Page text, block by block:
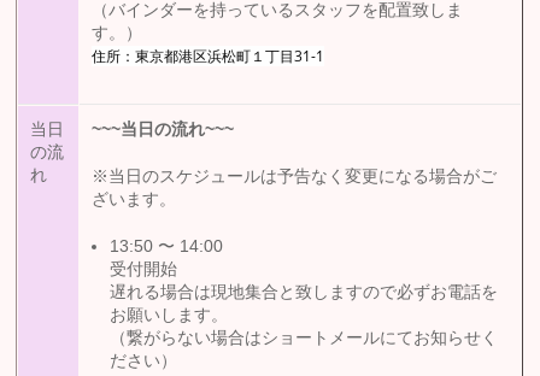
（バインダーを持っているスタッフを配置致しま
す。）
住所：東京都港区浜松町１丁目31-1
当日
の流
れ
~~~当日の流れ~~~
※当日のスケジュールは予告なく変更になる場合がご
ざいます。
13:50 〜 14:00
受付開始
遅れる場合は現地集合と致しますので必ずお電話を
お願いします。
（繋がらない場合はショートメールにてお知らせく
ださい）